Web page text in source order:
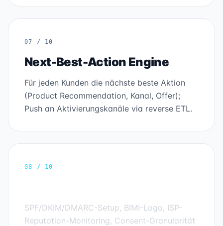
07 / 10
Next-Best-Action Engine
Für jeden Kunden die nächste beste Aktion
(Product Recommendation, Kanal, Offer);
Push an Aktivierungskanäle via reverse ETL.
08 / 10
SPF/DKIM/DMARC-Setup, BIMI-Logo, ISP-
Reputation-Monitoring, Consent-Granularität